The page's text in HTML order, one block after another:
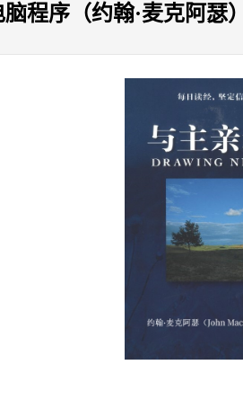
程序（约翰·麦克阿瑟）